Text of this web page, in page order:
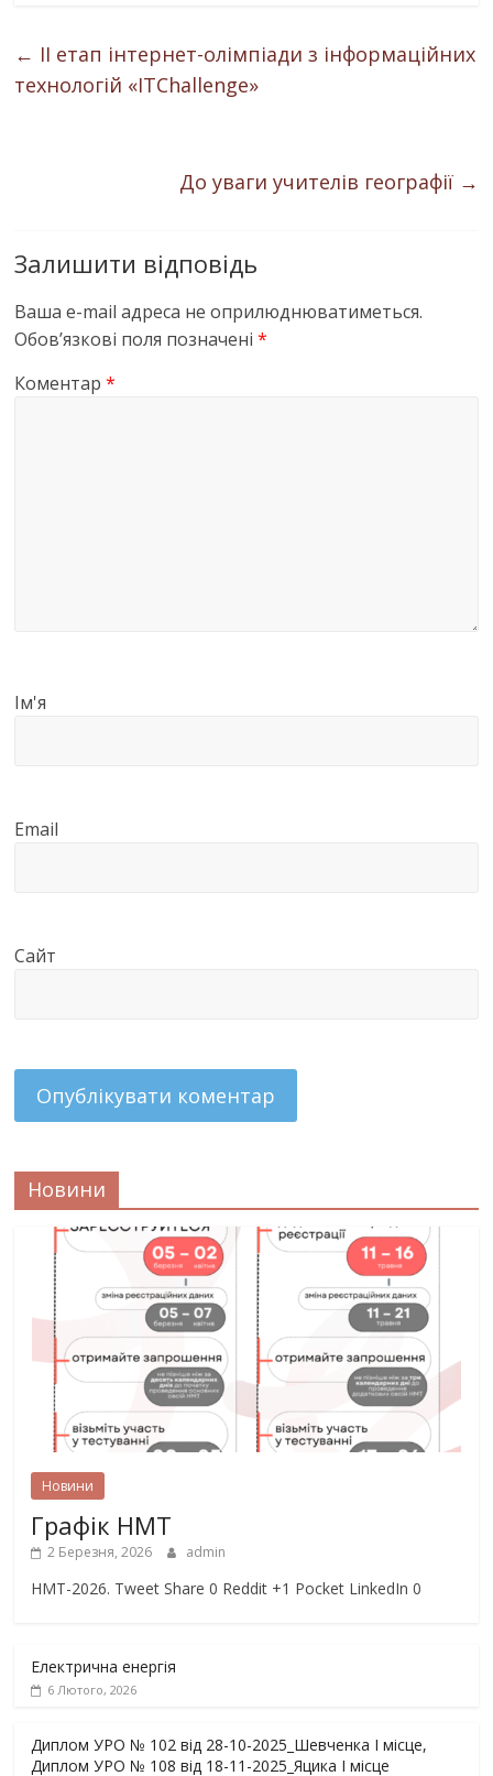
← ІІ етап інтернет-олімпіади з інформаційних
технологій «ITChallenge»
До уваги учителів географії →
Залишити відповідь
Ваша e-mail адреса не оприлюднюватиметься.
Обов’язкові поля позначені*
Коментар*
Ім'я
Email
Сайт
Новини
Новини
Графік НМТ
2 Березня, 2026 admin
НМТ-2026. Tweet Share 0 Reddit +1 Pocket LinkedIn 0
Електрична енергія
6 Лютого, 2026
Диплом УРО № 102 від 28-10-2025_Шевченка І місце,
Диплом УРО № 108 від 18-11-2025_Яцика І місце